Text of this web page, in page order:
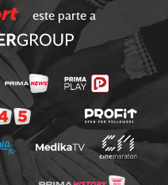
este parte a